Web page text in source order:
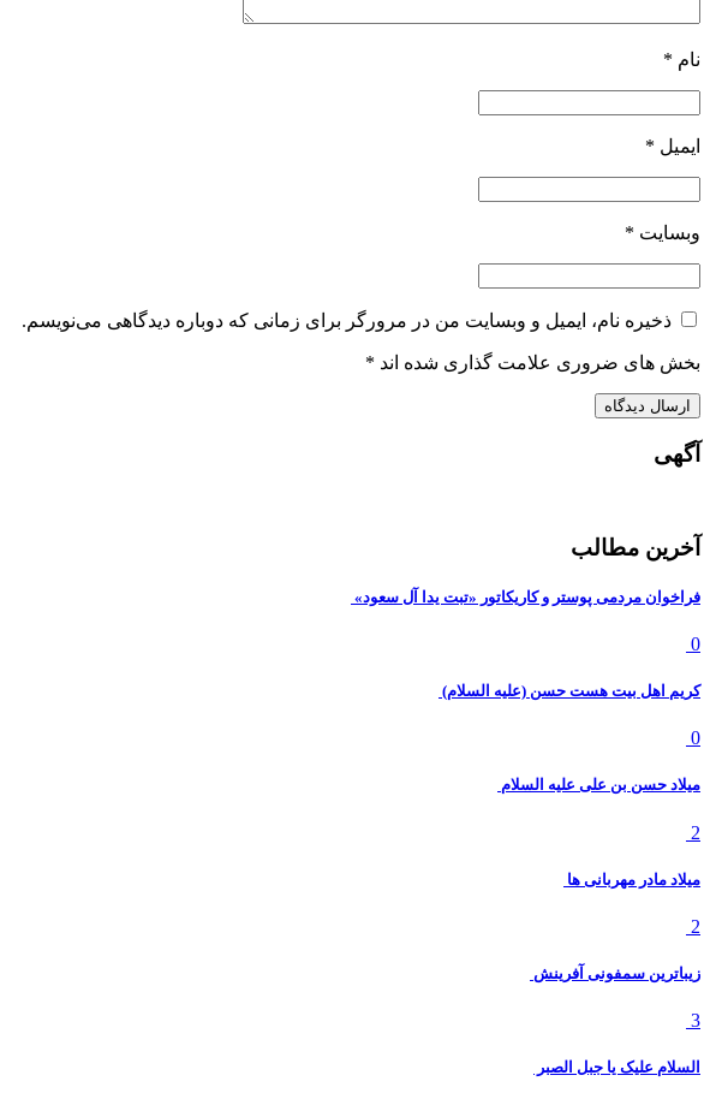
نام *
ایمیل *
وبسایت *
ذخیره نام، ایمیل و وبسایت من در مرورگر برای زمانی که دوباره دیدگاهی می‌نویسم.
بخش های ضروری علامت گذاری شده اند *
آگهی
آخرین مطالب
فراخوان مردمی پوستر و کاریکاتور «تبت یدا آل سعود»
0
کریم اهل بیت هست حسن (علیه السلام)
0
میلاد حسن بن علی علیه السلام
2
میلاد مادر مهربانی ها
2
زیباترین سمفونی آفرینش
3
السلام علیک یا جبل الصبر